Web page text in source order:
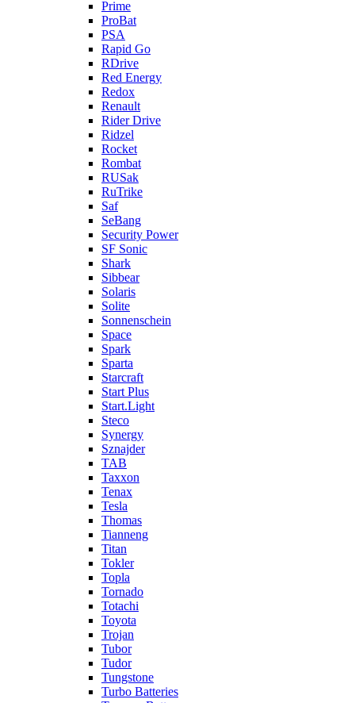
Prime
ProBat
PSA
Rapid Go
RDrive
Red Energy
Redox
Renault
Rider Drive
Ridzel
Rocket
Rombat
RUSak
RuTrike
Saf
SeBang
Security Power
SF Sonic
Shark
Sibbear
Solaris
Solite
Sonnenschein
Space
Spark
Sparta
Starcraft
Start Plus
Start.Light
Steco
Synergy
Sznajder
TAB
Taxxon
Tenax
Tesla
Thomas
Tianneng
Titan
Tokler
Topla
Tornado
Totachi
Toyota
Trojan
Tubor
Tudor
Tungstone
Turbo Batteries